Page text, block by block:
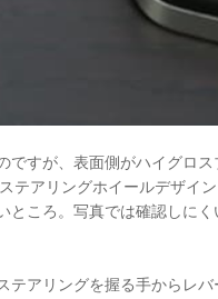
すが、表面側がハイグロ
テアリングホイールデザイ
ところ。写真では確認しに
アリングを握る手からレ